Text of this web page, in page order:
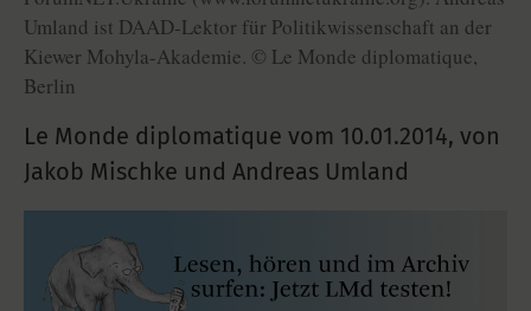
Umland ist DAAD-Lektor für Politikwissenschaft an der
Kiewer Mohyla-Akademie. © Le Monde diplomatique,
Berlin
Le Monde diplomatique vom 10.01.2014, von
Jakob Mischke und Andreas Umland